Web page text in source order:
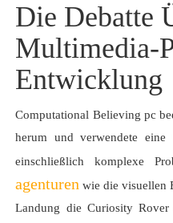
Die Debatte
Multimedia-
Entwicklung
Computational Believing pc
herum und verwendete
einschließlich komplexe
agenturen wie die visuellen
Landung die Curiosity